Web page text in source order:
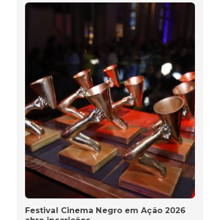
Festival Cinema Negro em Ação 2026